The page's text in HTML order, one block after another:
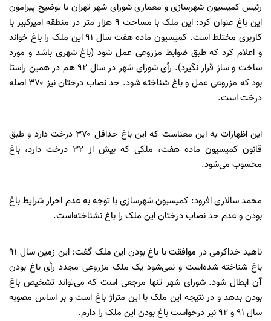
رئیس کمیسیون شهرسازی و معماری شورای شهر تهران با توضیح پیرامون
این باغ عنوان کرد: این ملک با مساحت ۹ هزار متر در منطقه امیرکبیر با
کاربری مختلط است. کمیسیون ماده هفت سال ۹۱ این ملک را باغ خواند
و اعلام کرد که طبق ضوابط مزروعی عمل شود (باغ شهری باشد و مورد
ساخت و ساز قرار نگیرد). رأی شورای شهر در سال ۹۲ هم در همین راستا
بود که مزروعی عمل و باغ شناخته شود. حد نصاب درختان نیز ۳۷۰ اصله
درخت است.
این اظهارات به این معناست که این باغ حداقل ۳۷۰ درخت دارد و طبق
قانون کمیسیون ماده هفت، ملکی که بیش از ۳۲ درخت دارد، باغ
محسوب می‌شود.
محمد سالاری افزود: کمیسیون شهرسازی با توجه به عدم احراز شرایط باغ
بودن و عدم حد نصاب درختان این ملک را باغ نشناخته‌است.
ناهید خداکرمی در موافقت با باغ بودن این ملک گفت: این زمین سال ۹۱
باغ شناخته شده‌است و نمی‌شود یک ملک مزروعی مجدد رأی باغ بودن
آن ابطال شود. شورای شهر تنها مرجعی است که می‌تواند تشخیص باغ
بودن بدهد و در نتیجه این ملک با این متراژ باغ است و بر اساس مصوبه
سال ۹۱ و ۹۲ نیز درخواست باغ بودن این ملک را دارم.